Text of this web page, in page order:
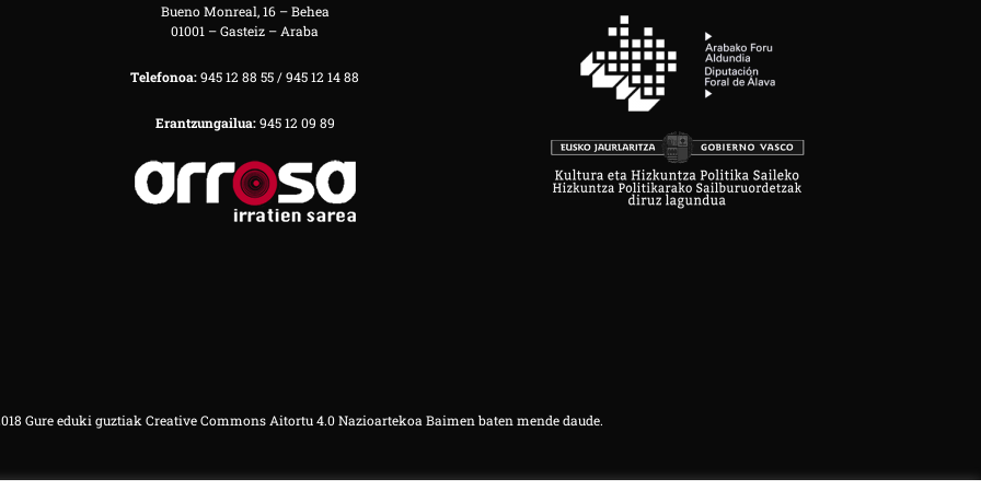
Bueno Monreal, 16 – Behea
01001 – Gasteiz – Araba
Telefonoa:945 12 88 55 / 945 12 14 88
Erantzungailua:945 12 09 89
Gure eduki guztiak Creative Commons Aitortu 4.0 Nazioartekoa Baimen baten mende daude.